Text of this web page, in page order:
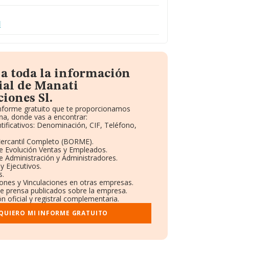
a toda la información
de Manati
Sl.
gratuito que te proporcionamos
donde vas a encontrar:
Denominación, CIF, Teléfono,
Completo (BORME).
Evolución Ventas y Empleados.
Administración y Administradores.
Ejecutivos.
y Vinculaciones en otras empresas.
prensa publicados sobre la empresa.
oficial y registral complementaria.
MI INFORME GRATUITO